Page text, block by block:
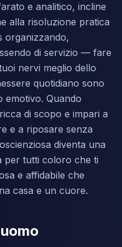
e analitico, incline
alla risoluzione pratica
organizzando,
di servizio — fare
nervi meglio dello
quotidiano sono
emotivo. Quando
di scopo e impari a
e a riposare senza
diventa una
per tutti coloro che ti
e affidabile che
casa e un cuore.